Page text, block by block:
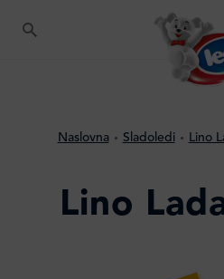
Naslovna Sladoledi Lino
Lino